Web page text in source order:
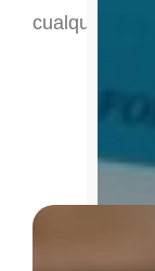
cualquier lugar.